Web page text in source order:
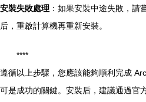
安裝失敗處理 ：如果安裝中途失敗，請
后，重啟計算機再重新安裝。
****
遵循以上步驟，您應該能夠順利完成
可是成功的關鍵。安裝后，建議通過官